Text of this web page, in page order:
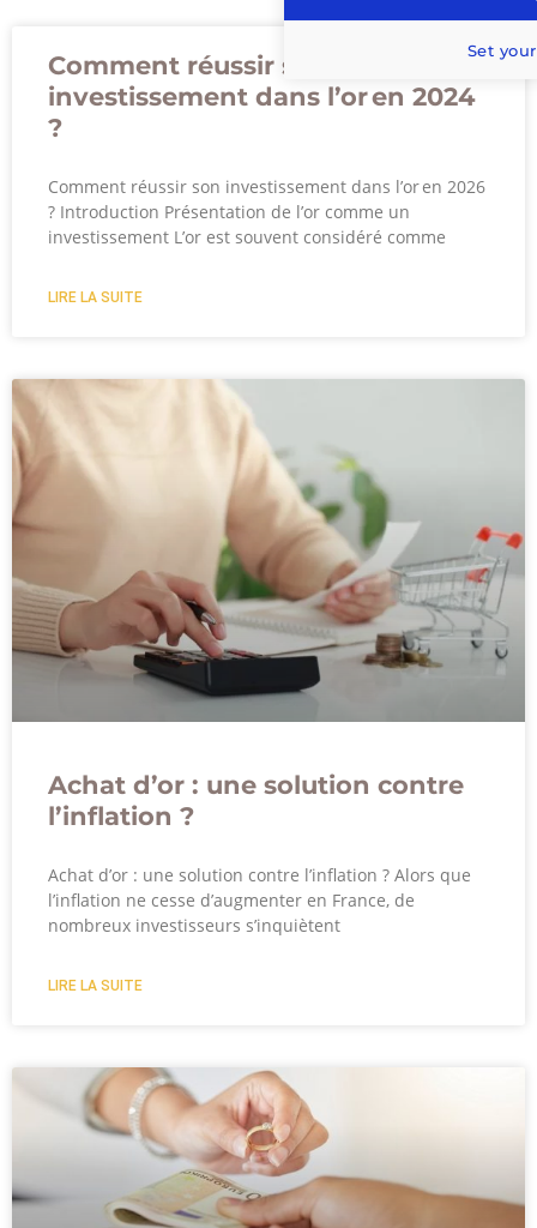
Comment réussir son
investissement dans l’or en 2024
?
Comment réussir son investissement dans l’or en 2026
? Introduction Présentation de l’or comme un
investissement L’or est souvent considéré comme
LIRE LA SUITE
Achat d’or : une solution contre
l’inflation ?
Achat d’or : une solution contre l’inflation ? Alors que
l’inflation ne cesse d’augmenter en France, de
nombreux investisseurs s’inquiètent
LIRE LA SUITE
Set